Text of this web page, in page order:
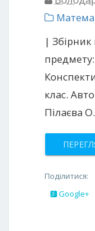
| Збірник
клас.
Пілаєва О.
Поділитися:
Google+